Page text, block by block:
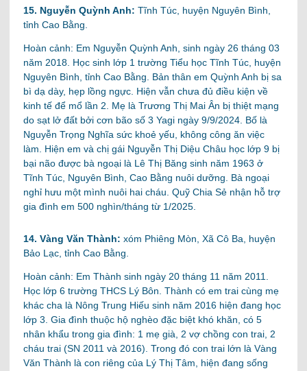
15. Nguyễn Quỳnh Anh: Tĩnh Túc, huyện Nguyên Bình,
tỉnh Cao Bằng.
Hoàn cảnh: Em Nguyễn Quỳnh Anh, sinh ngày 26 tháng 03
năm 2018. Học sinh lớp 1 trường Tiểu học Tĩnh Túc, huyện
Nguyên Bình, tỉnh Cao Bằng. Bản thân em Quỳnh Anh bị sa
bì dạ dày, hẹp lồng ngực. Hiện vẫn chưa đủ điều kiện về
kinh tế để mổ lần 2. Mẹ là Trương Thị Mai Ân bị thiệt mạng
do sạt lở đất bởi cơn bão số 3 Yagi ngày 9/9/2024. Bố là
Nguyễn Trọng Nghĩa sức khoẻ yếu, không công ăn việc
làm. Hiện em và chị gái Nguyễn Thị Diệu Châu học lớp 9 bị
bại não được bà ngoại là Lê Thị Băng sinh năm 1963 ở
Tĩnh Túc, Nguyên Bình, Cao Bằng nuôi dưỡng. Bà ngoại
nghỉ hưu một mình nuôi hai cháu. Quỹ Chia Sẻ nhận hỗ trợ
gia đình em 500 nghìn/tháng từ 1/2025.
14. Vàng Văn Thành: xóm Phiêng Mòn, Xã Cô Ba, huyện
Bảo Lạc, tỉnh Cao Bằng.
Hoàn cảnh: Em Thành sinh ngày 20 tháng 11 năm 2011.
Học lớp 6 trường THCS Lý Bôn. Thành có em trai cùng mẹ
khác cha là Nông Trung Hiếu sinh năm 2016 hiện đang học
lớp 3. Gia đình thuộc hộ nghèo đặc biệt khó khăn, có 5
nhân khẩu trong gia đình: 1 mẹ già, 2 vợ chồng con trai, 2
cháu trai (SN 2011 và 2016). Trong đó con trai lớn là Vàng
Văn Thành là con riêng của Lý Thị Tâm, hiện đang sống